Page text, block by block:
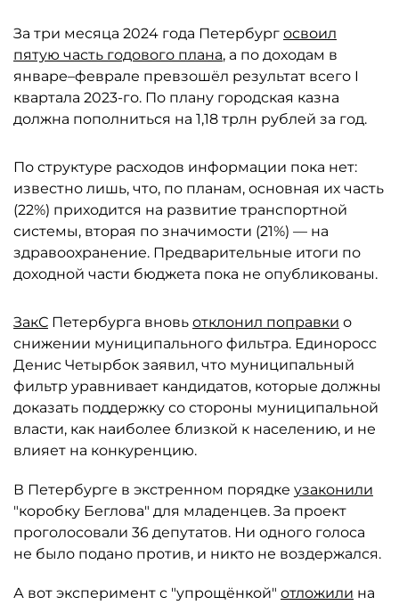
За три месяца 2024 года Петербург освоил
пятую часть годового плана, а по доходам в
январе–феврале превзошёл результат всего I
квартала 2023-го. По плану городская казна
должна пополниться на 1,18 трлн рублей за год.
По структуре расходов информации пока нет:
известно лишь, что, по планам, основная их часть
(22%) приходится на развитие транспортной
системы, вторая по значимости (21%) — на
здравоохранение. Предварительные итоги по
доходной части бюджета пока не опубликованы.
ЗакС Петербурга вновь отклонил поправки о
снижении муниципального фильтра. Единоросс
Денис Четырбок заявил, что муниципальный
фильтр уравнивает кандидатов, которые должны
доказать поддержку со стороны муниципальной
власти, как наиболее близкой к населению, и не
влияет на конкуренцию.
В Петербурге в экстренном порядке узаконили
"коробку Беглова" для младенцев. За проект
проголосовали 36 депутатов. Ни одного голоса
не было подано против, и никто не воздержался.
А вот эксперимент с "упрощёнкой" отложили на